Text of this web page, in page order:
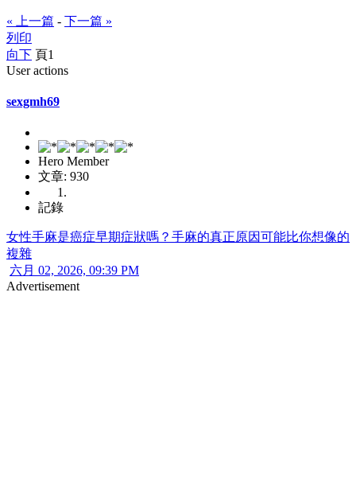
« 上一篇 - 下一篇 »
列印
向下 頁1
User actions
sexgmh69
Hero Member
文章: 930
記錄
女性手麻是癌症早期症狀嗎？手麻的真正原因可能比你想像的
複雜
六月 02, 2026, 09:39 PM
Advertisement